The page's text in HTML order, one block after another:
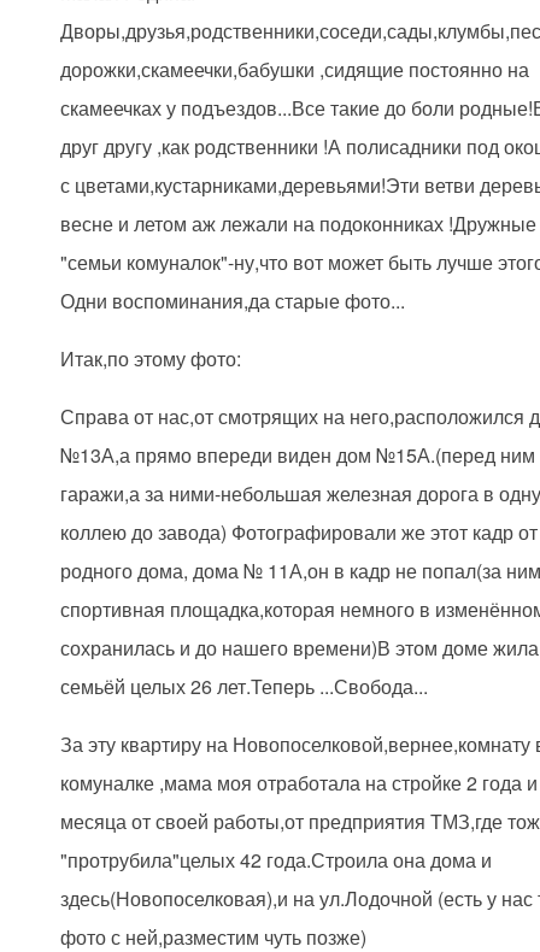
дорожки,скамеечки,бабушки ,сидящие постоянно на
скамеечках у подъездов...Все такие до боли
друг другу ,как родственники !А полисадники под
с цветами,кустарниками,деревьями!Эти ветви
весне и летом аж лежали на подоконниках !Дружные
"семьи комуналок"-ну,что вот может быть лучше
Одни воспоминания,да старые фото...
Итак,по этому фото:
Справа от нас,от смотрящих на него,расположился
№13А,а прямо впереди виден дом №15А.(перед ним
гаражи,а за ними-небольшая железная дорога в
коллею до завода) Фотографировали же этот кадр
родного дома, дома № 11А,он в кадр не попал(за
спортивная площадка,которая немного в
сохранилась и до нашего времени)В этом доме
семьёй целых 26 лет.Теперь ...Свобода...
За эту квартиру на Новопоселковой,вернее,комнату
комуналке ,мама моя отработала на стройке 2 года
месяца от своей работы,от предприятия ТМЗ,где
"протрубила"целых 42 года.Строила она дома и
здесь(Новопоселковая),и на ул.Лодочной (есть у нас
фото с ней,разместим чуть позже)